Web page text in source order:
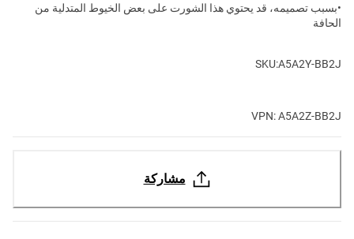
•بسبب تصميمه، قد يحتوي هذا الشورت على بعض الخيوط المتدلية من
الحافة
SKU:A5A2Y-BB2J
VPN: A5A2Z-BB2J
مشاركة